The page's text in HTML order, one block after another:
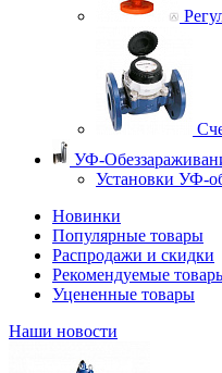
УФ-
Установки УФ-
Новинки
Популярные товары
Распродажи и скидки
Рекомендуемые
Уцененные товары
Наши новости